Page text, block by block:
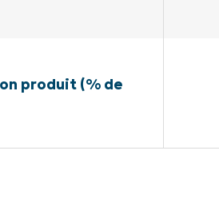
produit (% de